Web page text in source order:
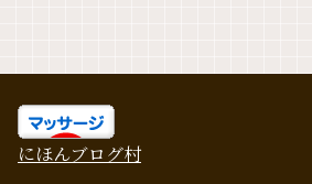
にほんブログ村